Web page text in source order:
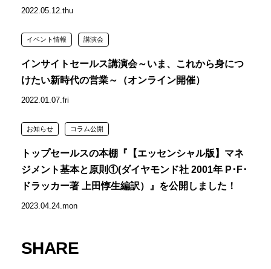
2022.05.12.thu
インサイトセールス講演会～いま、これから身につ
けたい新時代の営業～（オンライン開催）
2022.01.07.fri
イベント情報 講演会
トップセールスの本棚『【エッセンシャル版】マネ
ジメント基本と原則①(ダイヤモンド社 2001年 P･F･
ドラッカー著 上田惇生編訳）』を公開しました！
2023.04.24.mon
お知らせ コラム公開
SHARE